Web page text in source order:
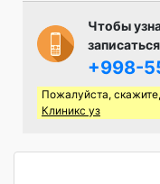
Чтобы
+998-
Пожалуйста,
Клиникс уз